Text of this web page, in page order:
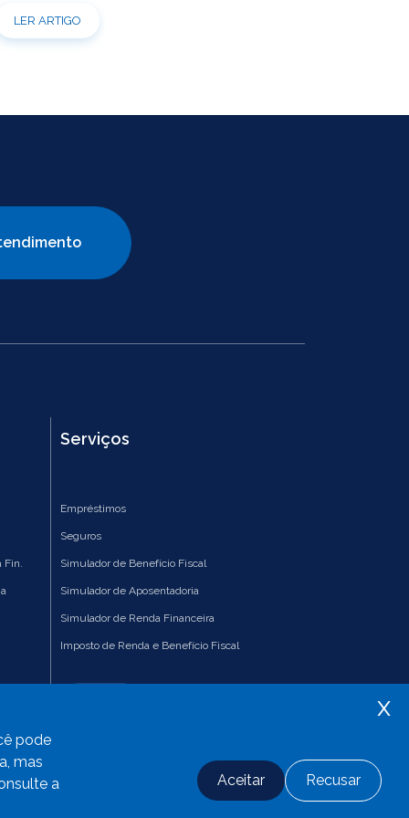
Durante esse período, não será
LER ARTIGO
Fin.
Serviços
Empréstimos
Seguros
Simulador de Benefício Fiscal
Simulador de Aposentadoria
Simulador de Renda Financeira
Imposto de Renda e Benefício Fiscal
x
pode
mas
a
Aceitar Recusar